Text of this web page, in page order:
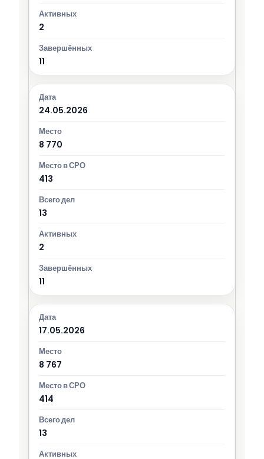
2
11
24.05.2026
8 770
413
13
2
11
17.05.2026
8 767
414
13